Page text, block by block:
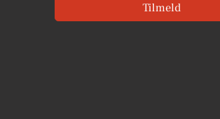
Tilmeld